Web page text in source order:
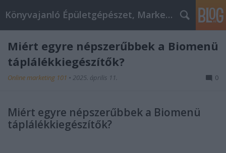
Könyvajanló Épületgépészet, Marketing témákban
Miért egyre népszerűbbek a Biomenü
táplálékkiegészítők?
Online marketing 101 • 2025. április 11. 0
Miért egyre népszerűbbek a Biomenü
táplálékkiegészítők?